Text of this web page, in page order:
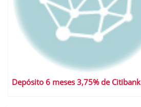
Depósito 6 meses 3,75% de Citibank